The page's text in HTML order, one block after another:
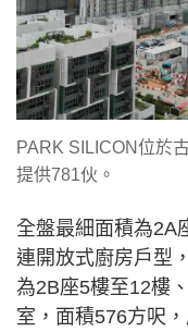
PARK SILICON位於
提供781伙。
全盤最細面積為2A
連開放式廚房戶型
為2B座5樓至12樓
室，面積576方呎